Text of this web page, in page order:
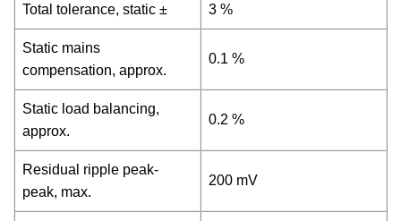
Total tolerance, static ± 3 %
Static mains
compensation, approx.
0.1 %
Static load balancing,
approx.
0.2 %
Residual ripple peak-
peak, max.
200 mV